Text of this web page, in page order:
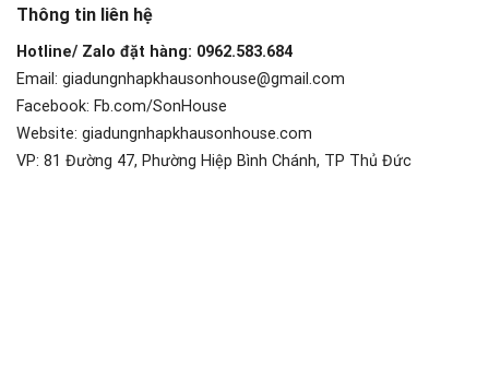
Thông tin liên hệ
Hotline/ Zalo đặt hàng: 0962.583.684
Email: giadungnhapkhausonhouse@gmail.com
Facebook: Fb.com/SonHouse
Website: giadungnhapkhausonhouse.com
VP: 81 Đường 47, Phường Hiệp Bình Chánh, TP Thủ Đức